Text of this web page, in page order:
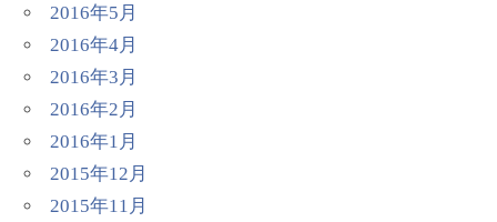
2016年5月
2016年4月
2016年3月
2016年2月
2016年1月
2015年12月
2015年11月